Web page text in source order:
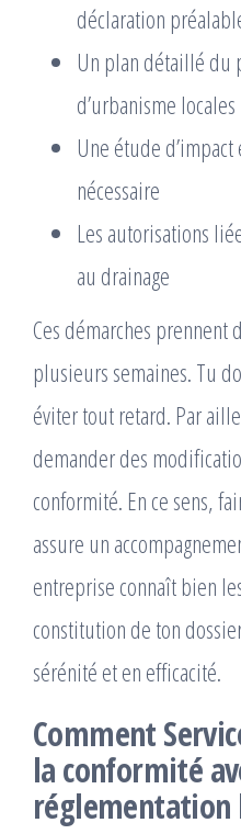
déclaration
Un plan détaillé du
d’urbanisme locales
Une étude
nécessaire
Les autorisations
au drainage
Ces démarches prennent
plusieurs semaines. Tu
éviter tout retard. Par
demander des
conformité. En ce sens,
assure un
entreprise connaît bien
constitution de ton
sérénité et en efficacité.
Comment
la conformité
réglementation